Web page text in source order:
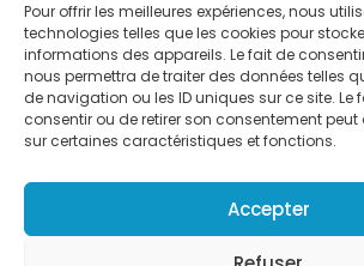
Pour offrir les meilleures expériences, nous
technologies telles que les cookies pour
informations des appareils. Le fait de
nous permettra de traiter des données telles
de navigation ou les ID uniques sur ce site. Le
consentir ou de retirer son consentement
sur certaines caractéristiques et fonctions.
Accepter
for: